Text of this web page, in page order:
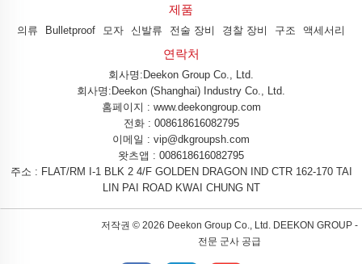
제품
의류 Bulletproof 모자 신발류 전술 장비 경찰 장비 구조 액세서리
연락처
회사명:Deekon Group Co., Ltd.
회사명:Deekon (Shanghai) Industry Co., Ltd.
홈페이지 : www.deekongroup.com
전화 : 008618616082795
이메일 : vip@dkgroupsh.com
왓츠앱 : 008618616082795
주소 : FLAT/RM I-1 BLK 2 4/F GOLDEN DRAGON IND CTR 162-170 TAI
LIN PAI ROAD KWAI CHUNG NT
저작권 © 2026 Deekon Group Co., Ltd. DEEKON GROUP -
전문 군사 공급